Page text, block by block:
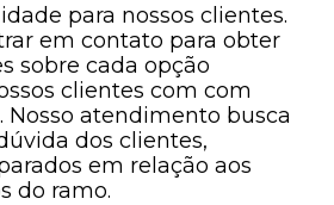
para nossos clientes.
em contato para obter
sobre cada opção
clientes com com
atendimento busca
dos clientes,
em relação aos
do ramo.